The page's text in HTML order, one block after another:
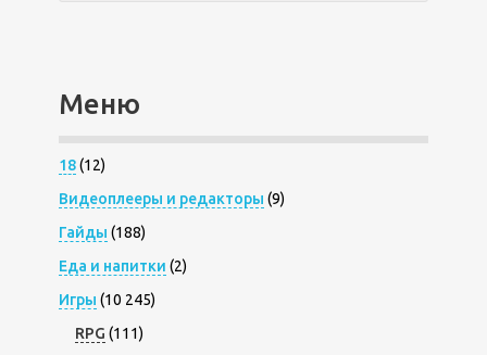
Меню
18(12)
Видеоплееры и редакторы (9)
Гайды (188)
Еда и напитки (2)
Игры (10 245)
RPG (111)